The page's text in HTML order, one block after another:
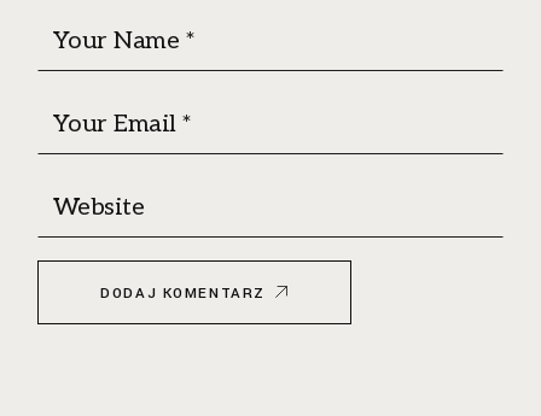
DODAJ KOMENTARZ